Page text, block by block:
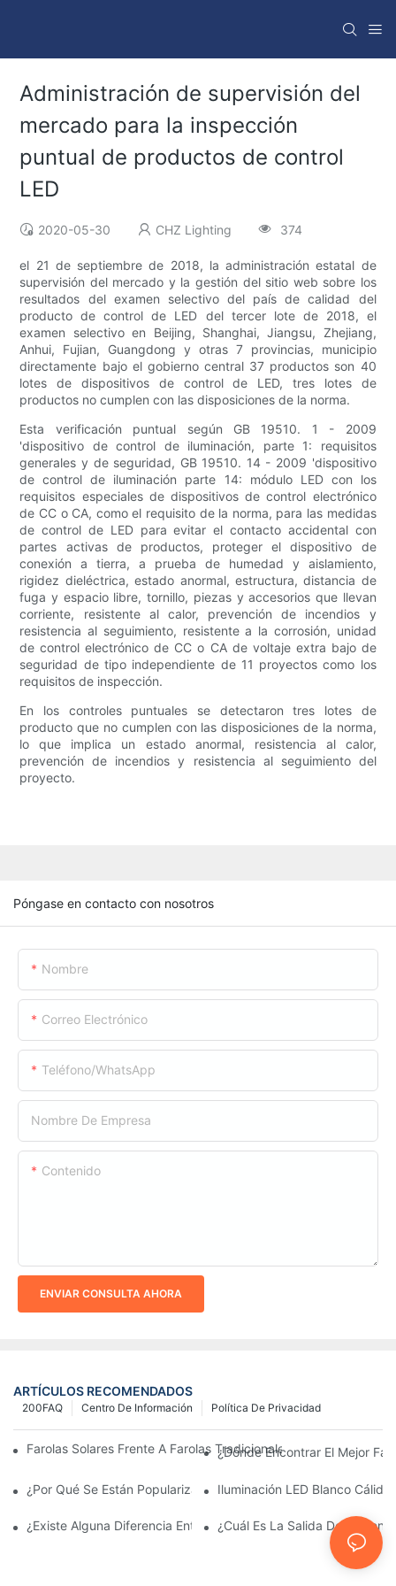
Administración de supervisión del
mercado para la inspección
puntual de productos de control
LED
2020-05-30 CHZ Lighting 374
el 21 de septiembre de 2018, la administración estatal de
supervisión del mercado y la gestión del sitio web sobre los
resultados del examen selectivo del país de calidad del
producto de control de LED del tercer lote de 2018, el
examen selectivo en Beijing, Shanghai, Jiangsu, Zhejiang,
Anhui, Fujian, Guangdong y otras 7 provincias, municipio
directamente bajo el gobierno central 37 productos son 40
lotes de dispositivos de control de LED, tres lotes de
productos no cumplen con las disposiciones de la norma.
Esta verificación puntual según GB 19510. 1 - 2009
'dispositivo de control de iluminación, parte 1: requisitos
generales y de seguridad, GB 19510. 14 - 2009 'dispositivo
de control de iluminación parte 14: módulo LED con los
requisitos especiales de dispositivos de control electrónico
de CC o CA, como el requisito de la norma, para las medidas
de control de LED para evitar el contacto accidental con
partes activas de productos, proteger el dispositivo de
conexión a tierra, a prueba de humedad y aislamiento,
rigidez dieléctrica, estado anormal, estructura, distancia de
fuga y espacio libre, tornillo, piezas y accesorios que llevan
corriente, resistente al calor, prevención de incendios y
resistencia al seguimiento, resistente a la corrosión, unidad
de control electrónico de CC o CA de voltaje extra bajo de
seguridad de tipo independiente de 11 proyectos como los
requisitos de inspección.
En los controles puntuales se detectaron tres lotes de
producto que no cumplen con las disposiciones de la norma,
lo que implica un estado anormal, resistencia al calor,
prevención de incendios y resistencia al seguimiento del
proyecto.
Póngase en contacto con nosotros
Nombre
Correo Electrónico
Teléfono/WhatsApp
Nombre De Empresa
Contenido
ENVIAR CONSULTA AHORA
ARTÍCULOS RECOMENDADOS
Política De Privacidad
Centro De Información
200FAQ
Farolas Solares Frente A Farolas Tradicionales: Coste, Retorno
¿Dónde Encontrar El Mejor
¿Por Qué Se Están Popularizando Las Farolas Solares?
Iluminación LED Blanco Cálido
¿Existe Alguna Diferencia Entre Las Luces Del Área De
¿Cuál Es La Salida De